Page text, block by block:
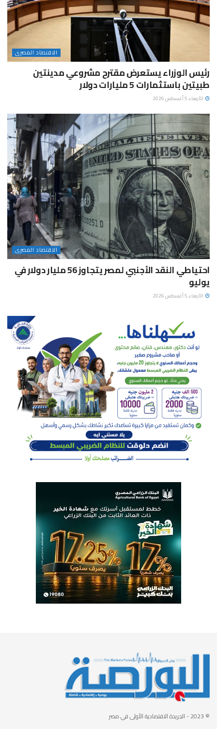
الاقتصاد المصرى
رئيس الوزراء يستعرض مقترح مشروعي مدينتين
طبيتين باستثمارات 5 مليارات دولار
الأربعاء 5 أغسطس 2026
الاقتصاد المصرى
احتياطي النقد الأجنبي لمصر يتجاوز 56 مليار دولار في
يوليو
الأربعاء 5 أغسطس 2026
© 2023 - الجريدة الاقتصادية الأولى في مصر